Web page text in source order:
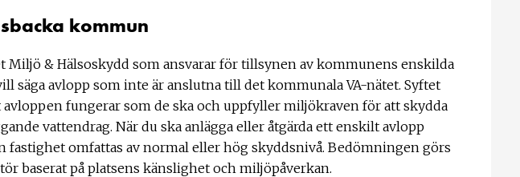
kommun
Miljö & Hälsoskydd som ansvarar för tillsynen av kommunens enskilda
säga avlopp som inte är anslutna till det kommunala VA-nätet. Syftet
fungerar som de ska och uppfyller miljökraven för att skydda
vattendrag. När du ska anlägga eller åtgärda ett enskilt avlopp
fastighet omfattas av normal eller hög skyddsnivå. Bedömningen görs
baserat på platsens känslighet och miljöpåverkan.